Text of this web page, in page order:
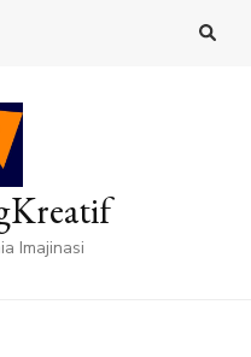
Imajinasi